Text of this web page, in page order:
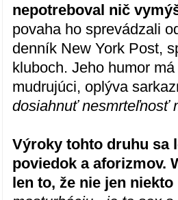
nepotreboval nič
povaha ho sprevádzali
denník New York Post,
kluboch. Jeho humor
mudrujúci, oplýva
dosiahnuť nesmrteľnosť
Výroky tohto druhu sa
poviedok a aforizmov.
len to, že nie jen niekto